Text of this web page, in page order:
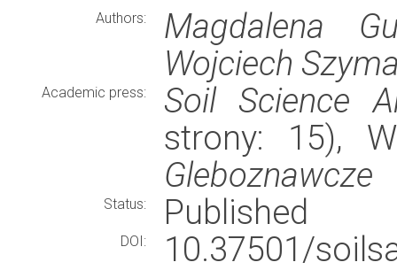
Authors:
Magdalena
Wojciech
Academic press:
Soil Science
strony: 15),
Gleboznawcze
Status: Published
DOI: 10.37501/